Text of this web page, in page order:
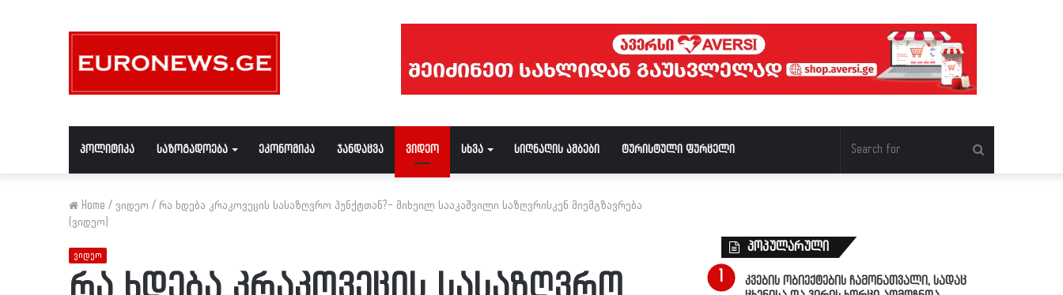
პოლიტიკა საზოგადოება ეკონომიკა ჯანდაცვა ვიდეო სხვა სიღნაღის ამბები ტურისტული ფურცელი
Home / ვიდეო / რა ხდება კრაკოვეცის სასაზღვრო პუნქტთან?- მიხეილ სააკაშვილი საზღვრისკენ მიემგზავრება
(ვიდეო)
ვიდეო
პოპულარული
კვების ობიექტების ჩამონათვალი, სადაც